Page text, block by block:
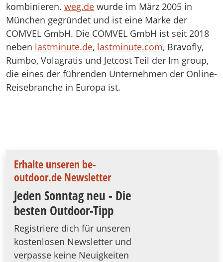
kombinieren. weg.de wurde im März 2005 in
München gegründet und ist eine Marke der
COMVEL GmbH. Die COMVEL GmbH ist seit 2018
neben lastminute.de, lastminute.com, Bravofly,
Rumbo, Volagratis und Jetcost Teil der lm group,
die eines der führenden Unternehmen der Online-
Reisebranche in Europa ist.
Erhalte unseren be-
outdoor.de Newsletter
Jeden Sonntag neu - Die
besten Outdoor-Tipp
Registriere dich für unseren
kostenlosen Newsletter und
verpasse keine Neuigkeiten